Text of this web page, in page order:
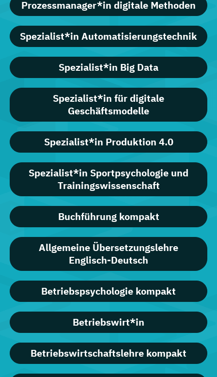
Prozessmanager*in digitale Methoden
Spezialist*in Automatisierungstechnik
Spezialist*in Big Data
Spezialist*in für digitale
Geschäftsmodelle
Spezialist*in Produktion 4.0
Spezialist*in Sportpsychologie und
Trainingswissenschaft
Buchführung kompakt
Allgemeine Übersetzungslehre
Englisch-Deutsch
Betriebspsychologie kompakt
Betriebswirt*in
Betriebswirtschaftslehre kompakt